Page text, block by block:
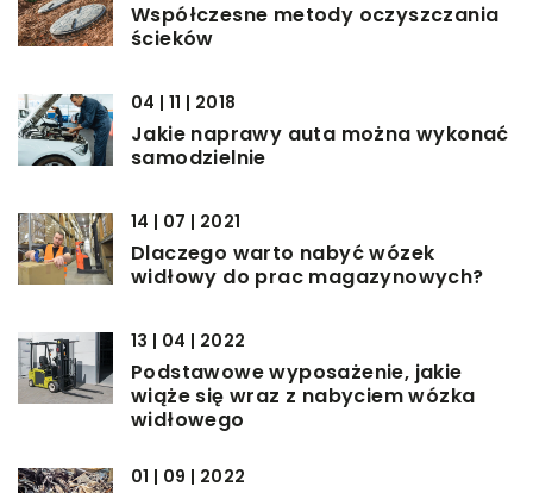
Współczesne metody oczyszczania
ścieków
04 | 11 | 2018
Jakie naprawy auta można wykonać
samodzielnie
14 | 07 | 2021
Dlaczego warto nabyć wózek
widłowy do prac magazynowych?
13 | 04 | 2022
Podstawowe wyposażenie, jakie
wiąże się wraz z nabyciem wózka
widłowego
01 | 09 | 2022